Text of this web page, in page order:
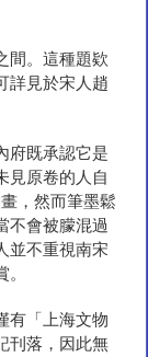
間。這種題欵
詳見於宋人趙
府既承認它是
見原卷的人自
，然而筆墨鬆
不會被朦混過
並不重視南宋
有「上海文物
刊落，因此無